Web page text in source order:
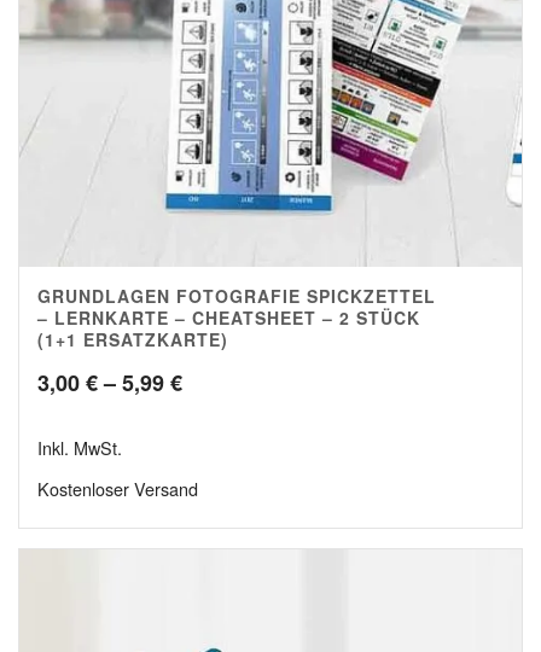
5.00
GRUNDLAGEN FOTOGRAFIE SPICKZETTEL
– LERNKARTE – CHEATSHEET – 2 STÜCK
(1+1 ERSATZKARTE)
3,00€–5,99€Preisspanne:
5,99 €
Inkl. MwSt.
Kostenloser Versand